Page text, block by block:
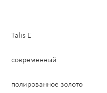
Talis E
современный
полированное золото